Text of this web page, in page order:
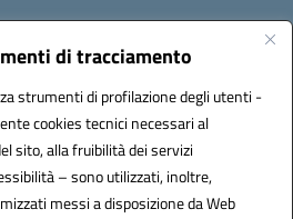
di tracciamento
strumenti di profilazione degli utenti -
cookies tecnici necessari al
sito, alla fruibilità dei servizi
– sono utilizzati, inoltre,
messi a disposizione da Web
anpc010006@istruzione.it
UFBE6V